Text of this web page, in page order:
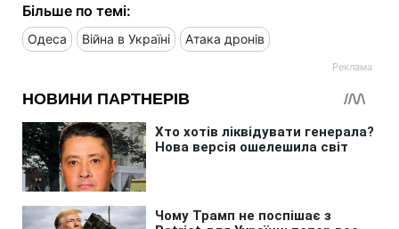
Більше по темі:
Одеса Війна в Україні Атака дронів